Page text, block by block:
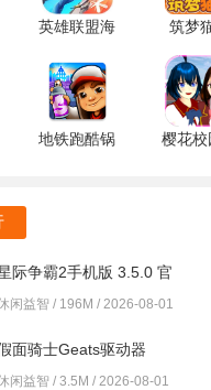
的哥特式美术风格，阴
给玩家带来身临其境的沉
加入了Roguelike元素，
资源的位置也会发生变化
了中国传统文化中的志怪
入到追捕者角色设计中，
家在体验游戏的也能感受
英雄联盟海
7.2.0.2458
安卓版
筑梦
1.1.1
版
地铁跑酷锅
樱花校
际争霸2手机版 3.5.0 官
方安卓版
闲益智 / 196M / 2026-08-01
面骑士Geats驱动器
1.0.0 安卓版
闲益智 / 3.5M / 2026-08-01